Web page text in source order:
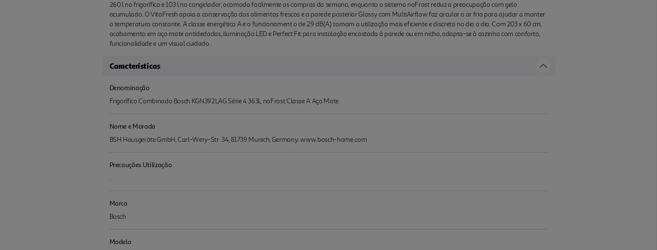
260 l no frigorífico e 103 l no congelador, acomoda facilmente as compras da semana, enquanto o sistema noFrost reduz a preocupação com gelo
acumulado. O VitaFresh apoia a conservação dos alimentos frescos e a parede posterior Glossy com MultiAirflow faz circular o ar frio para ajudar a manter
a temperatura constante. A classe energética A e o funcionament o de 29 dB(A) tornam a utilização mais eficiente e discreta no dia a dia. Com 203 x 60 cm,
acabamento em aço mate antidedadas, iluminação LED e Perfect Fit para instalação encostada à parede ou em nicho, adapta-se à cozinha com conforto,
funcionalidade e um visual cuidado.
Características
Denominação
Frigorífico Combinado Bosch KGN392LAG Série 4 363L noFrost Classe A Aço Mate
Nome e Morada
BSH Hausgeräte GmbH, Carl-Wery-Str. 34, 81739 Munich, Germany. www.bosch-home.com
Precauções Utilização
.
Marca
Bosch
Modelo